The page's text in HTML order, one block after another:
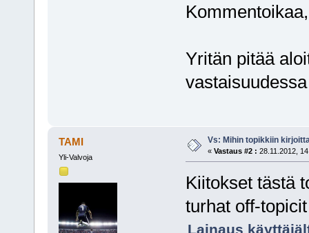
Yritän pitää
TAMI
Yli-Valvoja
Vs: Mihin topikkiin
« Vastaus #2 : 28.11.2012,
Kiitokset tästä
turhat off-
Lainaus